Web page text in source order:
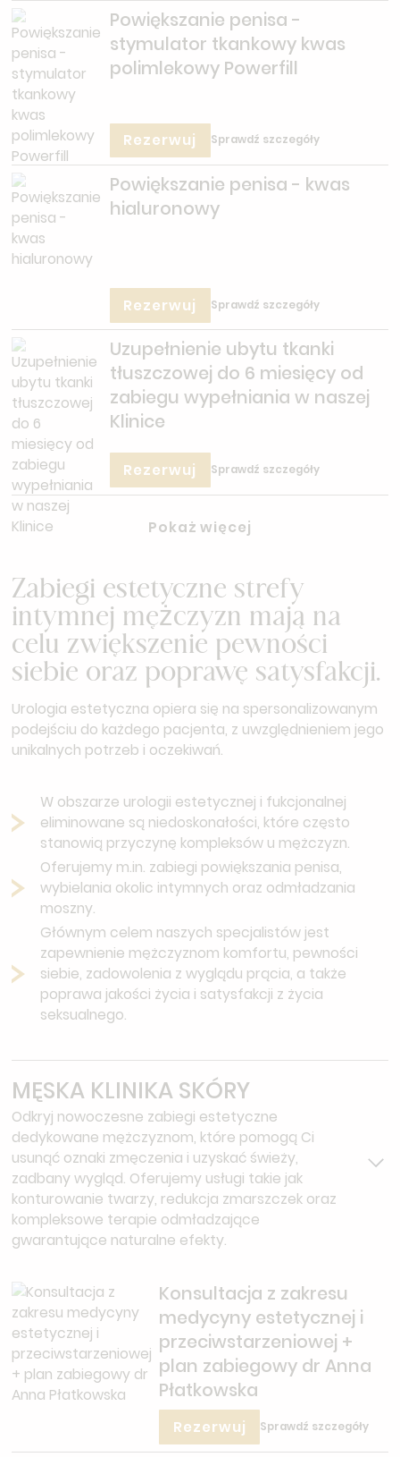
Powiększanie penisa -
stymulator tkankowy kwas
polimlekowy Powerfill
Rezerwuj Sprawdź szczegóły
Powiększanie penisa - kwas
hialuronowy
Rezerwuj Sprawdź szczegóły
Uzupełnienie ubytu tkanki
tłuszczowej do 6 miesięcy od
zabiegu wypełniania w naszej
Klinice
Rezerwuj Sprawdź szczegóły
Pokaż więcej
Zabiegi estetyczne strefy
intymnej mężczyzn mają na
celu zwiększenie pewności
siebie oraz poprawę satysfakcji.
Urologia estetyczna opiera się na spersonalizowanym
podejściu do każdego pacjenta, z uwzględnieniem jego
unikalnych potrzeb i oczekiwań.
W obszarze urologii estetycznej i fukcjonalnej
eliminowane są niedoskonałości, które często
stanowią przyczynę kompleksów u mężczyzn.
Oferujemy m.in. zabiegi powiększania penisa,
wybielania okolic intymnych oraz odmładzania
moszny.
Głównym celem naszych specjalistów jest
zapewnienie mężczyznom komfortu, pewności
siebie, zadowolenia z wyglądu prącia, a także
poprawa jakości życia i satysfakcji z życia
seksualnego.
MĘSKA KLINIKA SKÓRY
Odkryj nowoczesne zabiegi estetyczne
dedykowane mężczyznom, które pomogą Ci
usunąć oznaki zmęczenia i uzyskać świeży,
zadbany wygląd. Oferujemy usługi takie jak
konturowanie twarzy, redukcja zmarszczek oraz
kompleksowe terapie odmładzające
gwarantujące naturalne efekty.
Konsultacja z zakresu
medycyny estetycznej i
przeciwstarzeniowej +
plan zabiegowy dr Anna
Płatkowska
Rezerwuj Sprawdź szczegóły